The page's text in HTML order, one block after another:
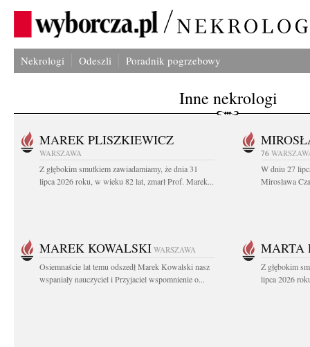
Nekrologi Odeszli Poradnik pogrzebowy
Inne nekrologi
MAREK PLISZKIEWICZ
WARSZAWA
Z głębokim smutkiem zawiadamiamy, że dnia 31
lipca 2026 roku, w wieku 82 lat, zmarł Prof. Marek...
76
W dniu 27
Mirosława
MAREK KOWALSKI WARSZAWA
Osiemnaście lat temu odszedł Marek Kowalski nasz
wspaniały nauczyciel i Przyjaciel wspomnienie o...
MARTA
Z głębokim
lipca 2026